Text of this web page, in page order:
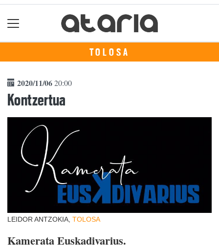
TOLOSA
2020/11/0620:00
Kontzertua
LEIDOR ANTZOKIA, TOLOSA
Kamerata Euskadivarius.